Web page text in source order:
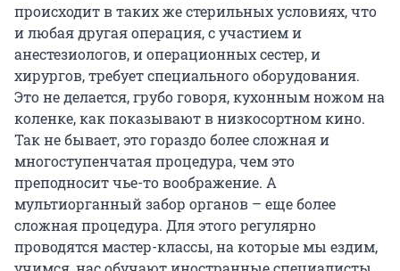
происходит в таких же стерильных условиях, что
и любая другая операция, с участием и
анестезиологов, и операционных сестер, и
хирургов, требует специального оборудования.
Это не делается, грубо говоря, кухонным ножом на
коленке, как показывают в низкосортном кино.
Так не бывает, это гораздо более сложная и
многоступенчатая процедура, чем это
преподносит чье-то воображение. А
мультиорганный забор органов – еще более
сложная процедура. Для этого регулярно
проводятся мастер-классы, на которые мы ездим,